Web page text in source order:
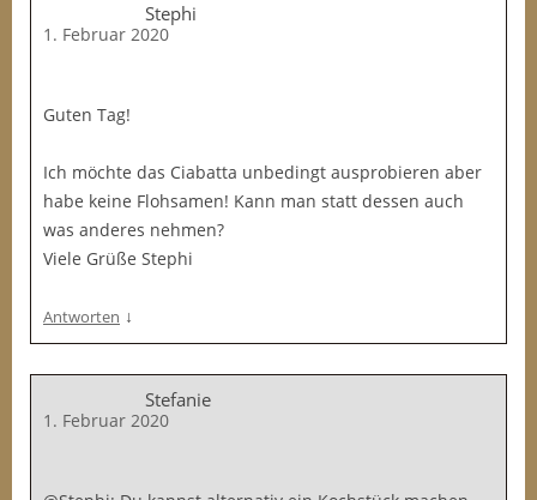
Stephi
1. Februar 2020
Guten Tag!
Ich möchte das Ciabatta unbedingt ausprobieren aber
habe keine Flohsamen! Kann man statt dessen auch
was anderes nehmen?
Viele Grüße Stephi
Antworten ↓
Stefanie
1. Februar 2020